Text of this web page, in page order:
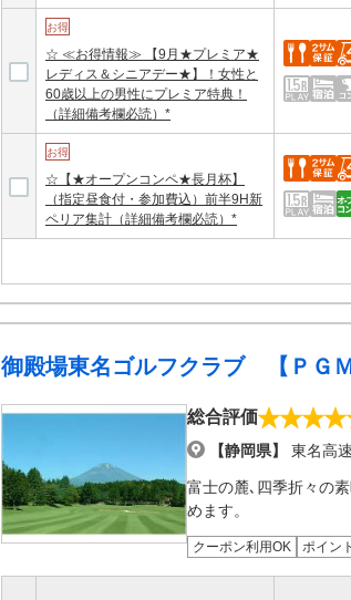
お得
☆ ≪お得情報≫ 【9月★プレミア★
レディス＆シニアデー★】！女性と
60歳以上の男性にプレミア特典！
（詳細備考欄必読）*
お得
☆【★オープンコンペ★長月杯】
（指定昼食付・参加費込）前半9H新
ペリア集計（詳細備考欄必読）*
御殿場東名ゴルフクラブ 【ＰＧＭ
総合評価
【静岡県】
東名高
富士の麓､四季折々の
めます。
クーポン利用OK ポイン